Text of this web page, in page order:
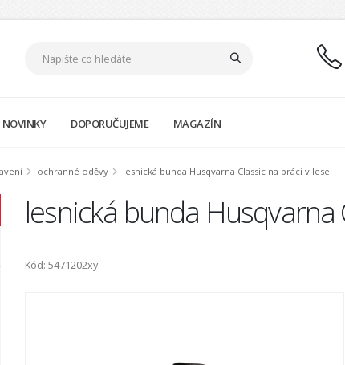
NOVINKY DOPORUČUJEME MAGAZÍN
ochranné oděvy lesnická bunda Husqvarna Classic na práci v lese
lesnická bunda Husqvarna
Kód: 5471202xy